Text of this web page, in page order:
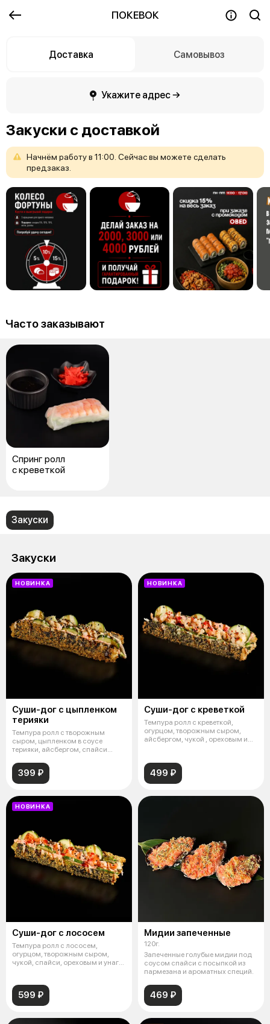
ПОКЕВОК
Доставка Самовывоз
Укажите адрес →
Закуски с доставкой
Начнём работув 11:00. Сейчасвы можете сделать
предзаказ.
Часто заказывают
Спринг ролл
с креветкой
Закуски
Закуски
НОВИНКА
Суши-дог с цыпленком
терияки
Темпура ролл с творожным
сыром, цыпленком в соусе
терияки, айсбергом, спайси
399 ₽
НОВИНКА
Суши-дог с креветкой
Темпура ролл с креветкой,
огурцом, творожным сыром,
айсбергом, чукой , ореховым и
499 ₽
НОВИНКА
Суши-дог с лососем
Темпура ролл с лососем,
огурцом, творожным сыром,
чукой, спайси, ореховым и унаги
599 ₽
Мидии запеченные
120г.
Запеченные голубые мидии под
соусом спайси с посыпкой из
пармезана и ароматных специй.
469 ₽